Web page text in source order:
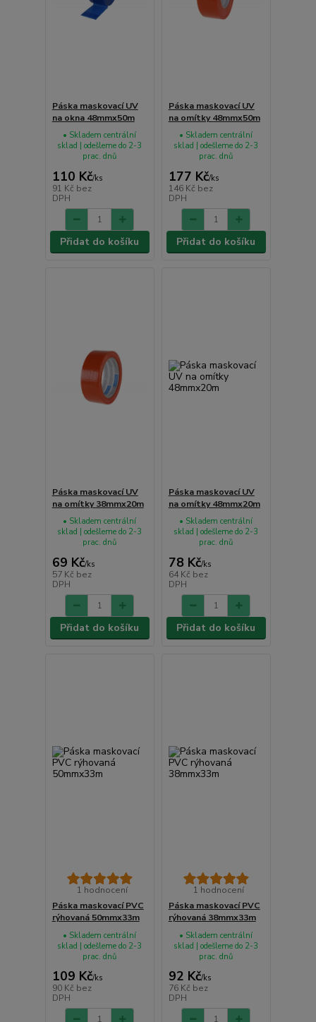
Páska maskovací UV
na okna 48mmx50m
110 Kč/ks
91 Kč bez
DPH
• Skladem centrální
sklad | odešleme do 2-3
prac. dnů
Přidat do košíku
Páska maskovací UV
na omítky 48mmx50m
177 Kč/ks
146 Kč bez
DPH
• Skladem centrální
sklad | odešleme do 2-3
prac. dnů
Přidat do košíku
Páska maskovací UV
na omítky 38mmx20m
69 Kč/ks
57 Kč bez
DPH
• Skladem centrální
sklad | odešleme do 2-3
prac. dnů
Přidat do košíku
Páska maskovací UV
na omítky 48mmx20m
78 Kč/ks
64 Kč bez
DPH
• Skladem centrální
sklad | odešleme do 2-3
prac. dnů
Přidat do košíku
1 hodnocení
Páska maskovací PVC
rýhovaná 50mmx33m
109 Kč/ks
90 Kč bez
DPH
• Skladem centrální
sklad | odešleme do 2-3
prac. dnů
1 hodnocení
Páska maskovací PVC
rýhovaná 38mmx33m
92 Kč/ks
76 Kč bez
DPH
• Skladem centrální
sklad | odešleme do 2-3
prac. dnů